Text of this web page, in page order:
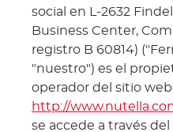
social en L-2632
Business Center,
registro B 60814)
"nuestro") es el
operador del sitio web
http://
se accede a través